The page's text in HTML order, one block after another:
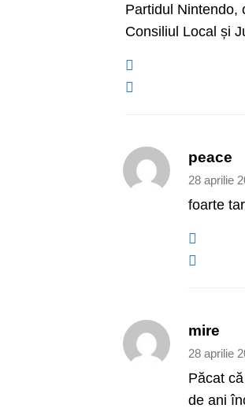
Partidul Nintendo,
Consiliul Local și
peace
28 aprilie
foarte
mire
28 aprilie
Păcat
de ani